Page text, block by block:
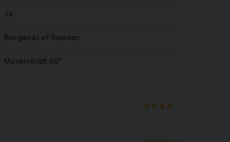
Ja
Borganäs of Sweden
Maskintvätt 60°